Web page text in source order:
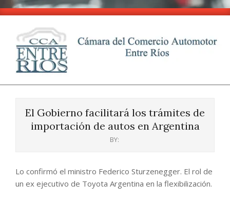
Skip
content
CCA
Entre
Ríos
El Gobierno facilitará los trámites de
importación de autos en Argentina
BY:
Lo confirmó el ministro Federico Sturzenegger. El rol de
un ex ejecutivo de Toyota Argentina en la flexibilización.